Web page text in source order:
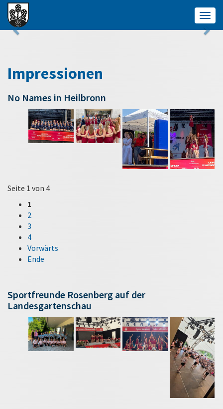
Impressionen
No Names in Heilbronn
Seite 1 von 4
1
2
3
4
Vorwärts
Ende
Sportfreunde Rosenberg auf der
Landesgartenschau